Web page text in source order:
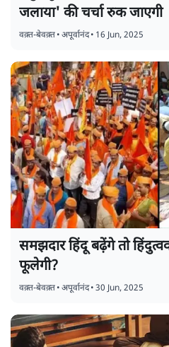
जलाया' की चर्चा रुक जाएगी
वक़्त-बेवक़्त•अपूर्वानंद• 16 Jun, 2025
समझदार हिंदू बढ़ेंगे तो
फूलेगी?
वक़्त-बेवक़्त•अपूर्वानंद•30 Jun, 2025